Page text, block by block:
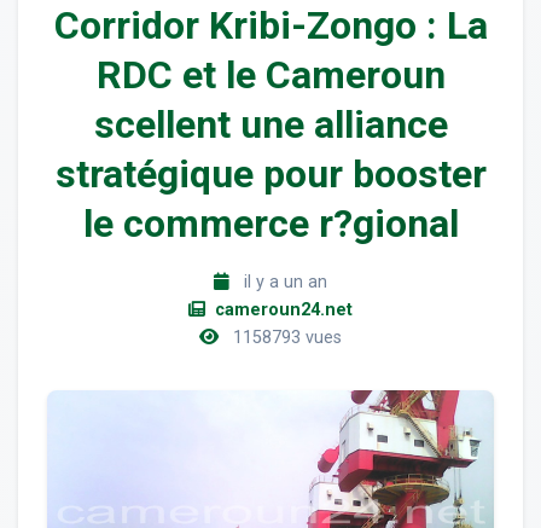
Corridor Kribi-Zongo : La
RDC et le Cameroun
scellent une alliance
stratégique pour booster
le commerce r?gional
il y a un an
cameroun24.net
1158793 vues